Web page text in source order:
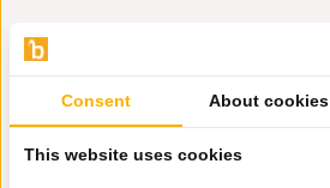
Consent About cookies
This website uses cookies